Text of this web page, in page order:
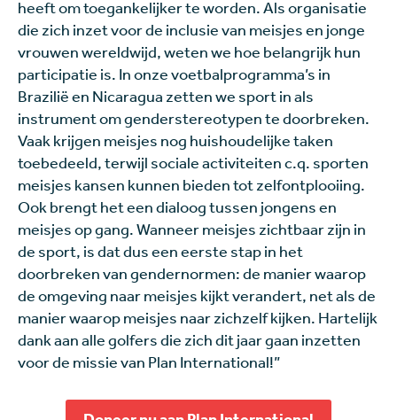
heeft om toegankelijker te worden. Als organisatie
die zich inzet voor de inclusie van meisjes en jonge
vrouwen wereldwijd, weten we hoe belangrijk hun
participatie is. In onze voetbalprogramma’s in
Brazilië en Nicaragua zetten we sport in als
instrument om genderstereotypen te doorbreken.
Vaak krijgen meisjes nog huishoudelijke taken
toebedeeld, terwijl sociale activiteiten c.q. sporten
meisjes kansen kunnen bieden tot zelfontplooiing.
Ook brengt het een dialoog tussen jongens en
meisjes op gang. Wanneer meisjes zichtbaar zijn in
de sport, is dat dus een eerste stap in het
doorbreken van gendernormen: de manier waarop
de omgeving naar meisjes kijkt verandert, net als de
manier waarop meisjes naar zichzelf kijken. Hartelijk
dank aan alle golfers die zich dit jaar gaan inzetten
voor de missie van Plan International!”